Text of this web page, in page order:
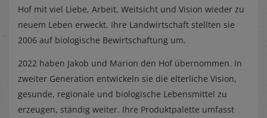
Hof mit viel Liebe, Arbeit, Weitsicht und Vision wieder zu
neuem Leben erweckt. Ihre Landwirtschaft stellten sie
2006 auf biologische Bewirtschaftung um.
2022 haben Jakob und Marion den Hof übernommen. In
zweiter Generation entwickeln sie die elterliche Vision,
gesunde, regionale und biologische Lebensmittel zu
erzeugen, ständig weiter. Ihre Produktpalette umfasst